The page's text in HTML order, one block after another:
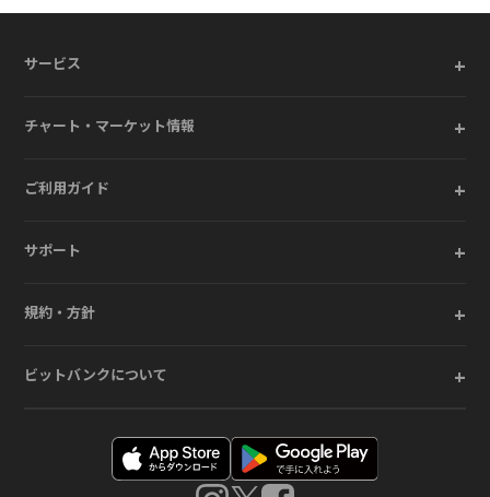
サービス +
チャート・マーケット情報 +
ご利用ガイド +
サポート +
規約・方針 +
ビットバンクについて +